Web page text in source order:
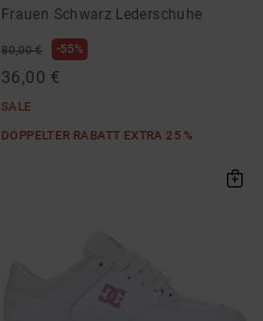
Frauen Schwarz Lederschuhe
80,00 € 55%
36,00 €
SALE
DOPPELTER RABATT EXTRA 25 %